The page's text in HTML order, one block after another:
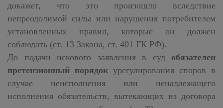
докажет, что это произошло вследствие
непреодолимой силы или нарушения потребителем
установленных правил, которые он должен
соблюдать (ст. 13 Закона, ст. 401 ГК РФ).
До подачи искового заявления в суд обязателен
претензионный порядок урегулирования споров в
случае неисполнения или ненадлежащего
исполнения обязательств, вытекающих из договора